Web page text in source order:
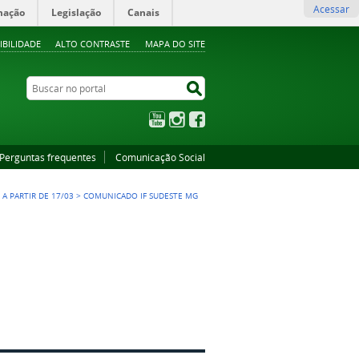
ALTO CONTRASTE MAPA DO SITE
Legislação Canais Acessar
Buscar no portal
YouTubeInstagram
Perguntas frequentes Comunicação Social
A PARTIR DE 17/03 >COMUNICADO IF SUDESTE MG